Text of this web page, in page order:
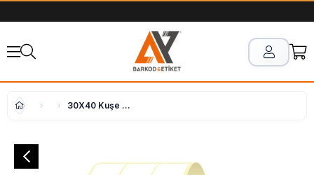
30X40 Kuşe Etiket 3'lü ( 3000 li )